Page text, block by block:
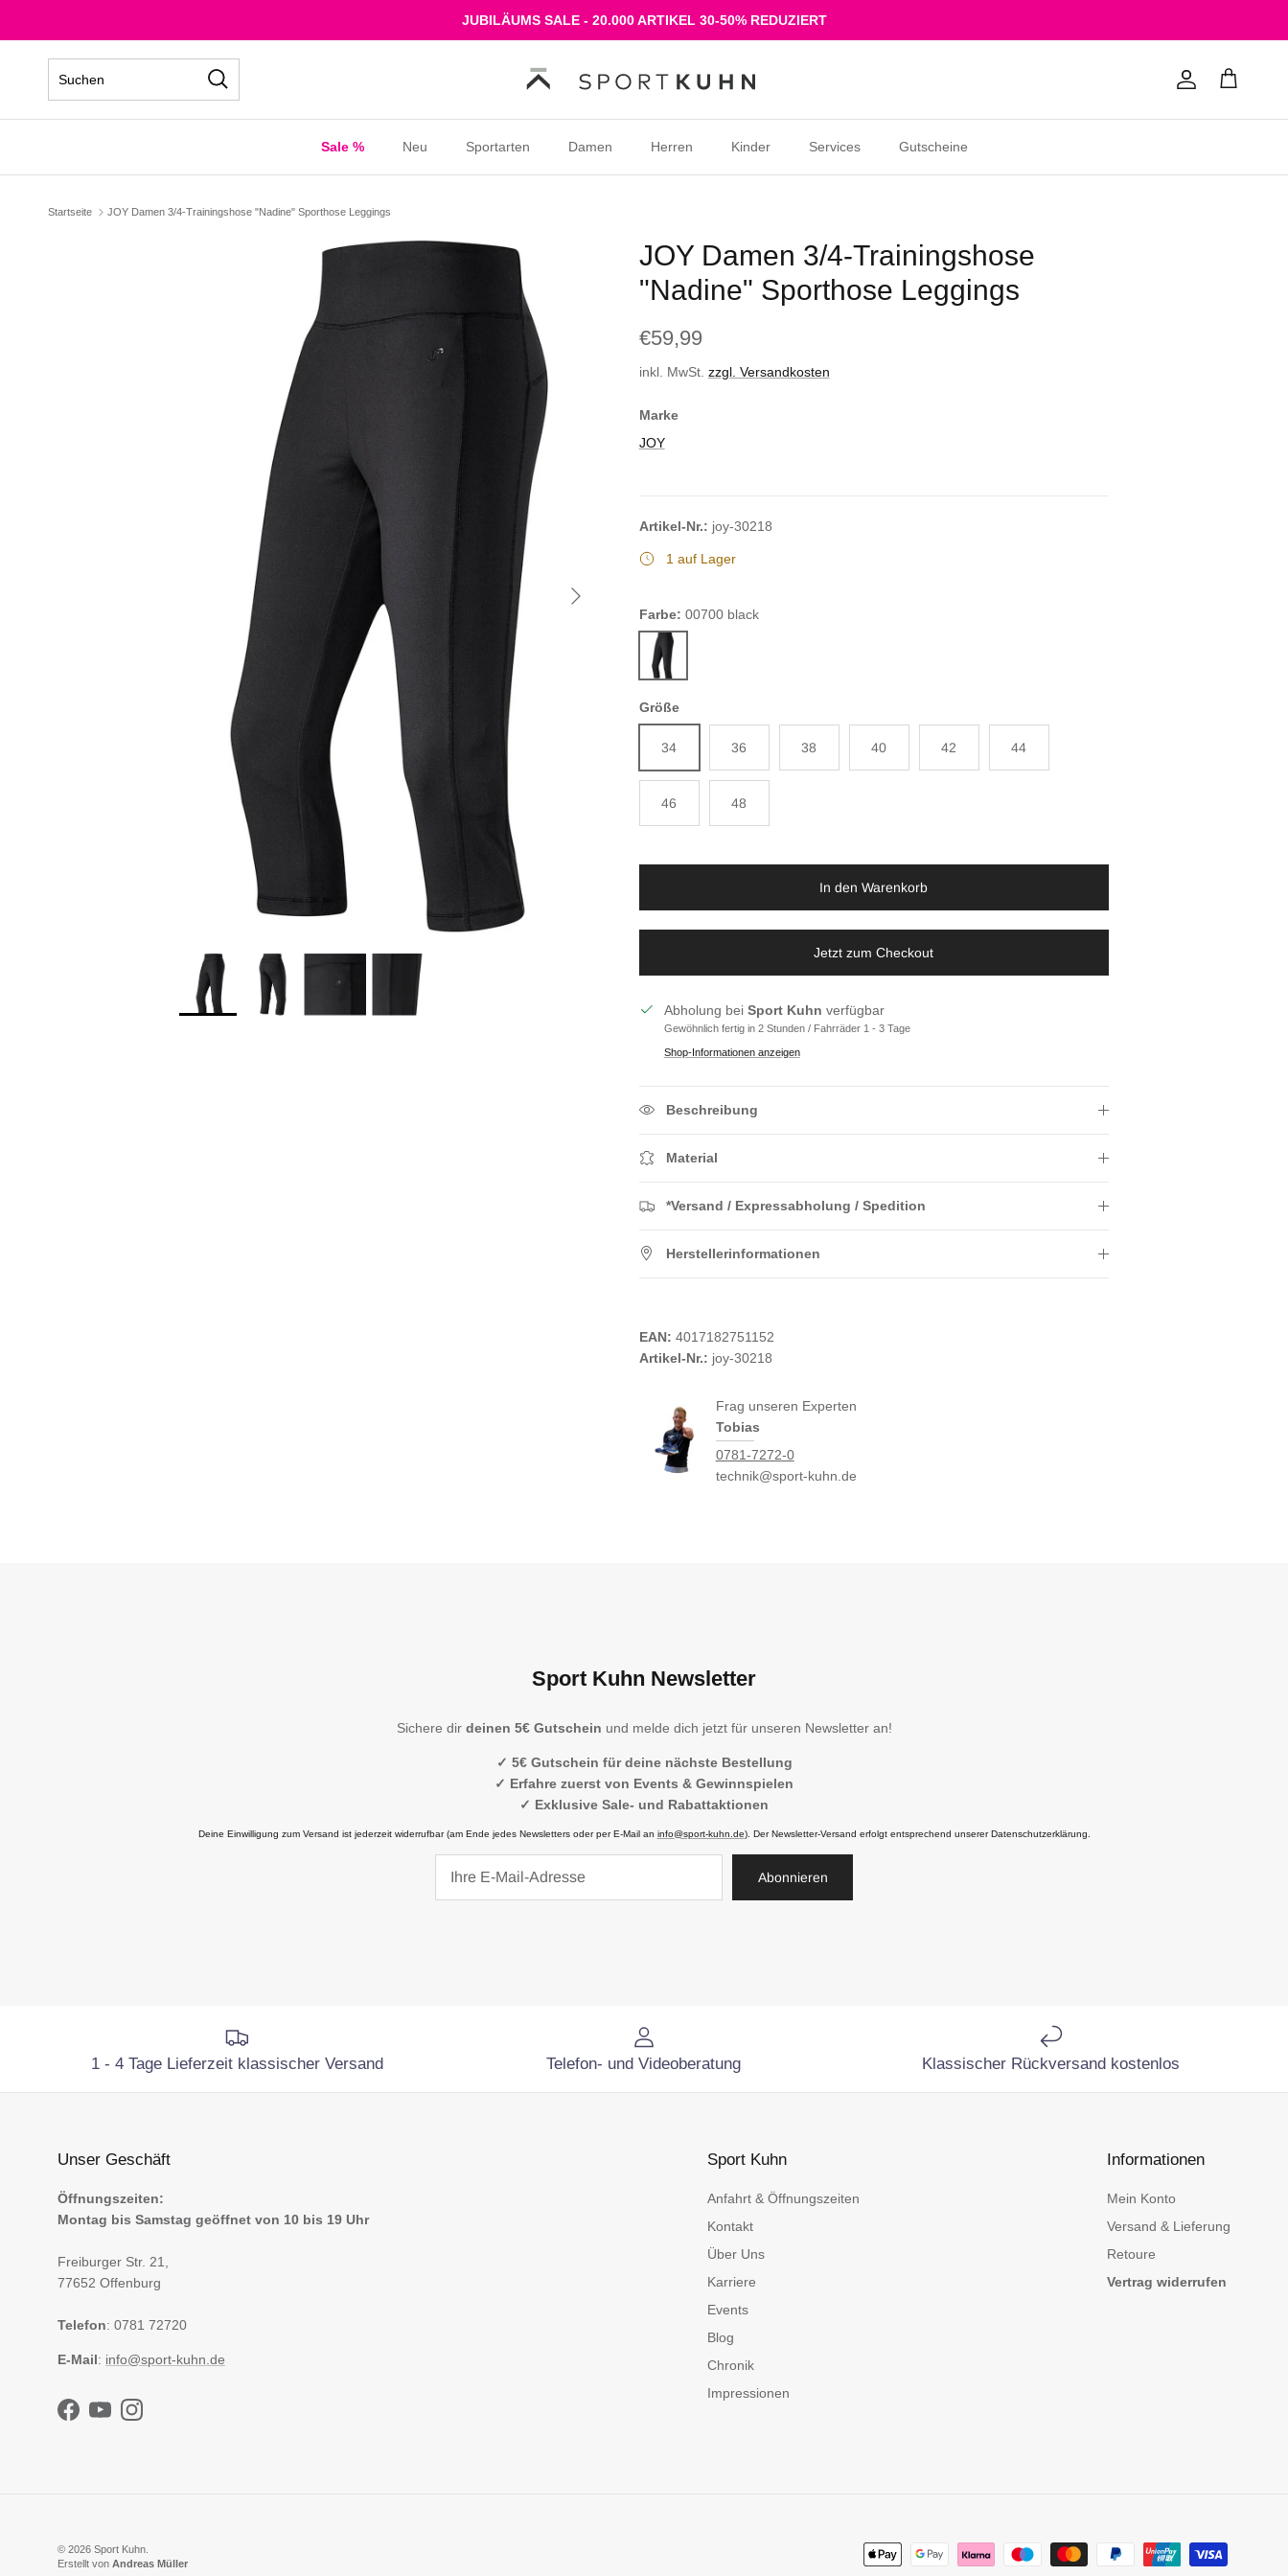
JUBILÄUMS SALE - 20.000 ARTIKEL 30-50% REDUZIERT
Suchen KontoEinkaufswagen
Sale % Neu Sportarten Damen Herren Kinder Services Gutscheine
Startseite JOY Damen 3/4-Trainingshose "Nadine" Sporthose Leggings
Nächste
JOY Damen 3/4-Trainingshose
"Nadine" Sporthose Leggings
€59,99
inkl. MwSt. zzgl. Versandkosten
Marke
JOY
Artikel-Nr.: joy-30218
1 auf Lager
Farbe: 00700 black
Größe
34 36 38 40 42 44
46 48
In den Warenkorb
Jetzt zum Checkout
Abholung bei Sport Kuhn verfügbar
Gewöhnlich fertig in 2 Stunden / Fahrräder 1 - 3 Tage
Shop-Informationen anzeigen
Beschreibung
Material
*Versand / Expressabholung / Spedition
Herstellerinformationen
EAN: 4017182751152
Artikel-Nr.: joy-30218
Frag unseren Experten
Tobias
0781-7272-0
technik@sport-kuhn.de
Sport Kuhn Newsletter
Sichere dir deinen 5€ Gutschein und melde dich jetzt für unseren Newsletter an!
✓ 5€ Gutschein für deine nächste Bestellung
✓ Erfahre zuerst von Events & Gewinnspielen
✓ Exklusive Sale- und Rabattaktionen
Deine Einwilligung zum Versand ist jederzeit widerrufbar (am Ende jedes Newsletters oder per E-Mail an info@sport-kuhn.de). Der Newsletter-Versand erfolgt entsprechend unserer Datenschutzerklärung.
Abonnieren
1 - 4 Tage Lieferzeit klassischer Versand Telefon- und Videoberatung Klassischer Rückversand kostenlos
Unser Geschäft
Öffnungszeiten:
Montag bis Samstag geöffnet von 10 bis 19 Uhr
Freiburger Str. 21,
77652 Offenburg
Telefon: 0781 72720
E-Mail: info@sport-kuhn.de
Facebook
YouTubeInstagram
Sport Kuhn
Anfahrt & Öffnungszeiten
Kontakt
Über Uns
Karriere
Events
Blog
Chronik
Impressionen
Informationen
Mein Konto
Versand & Lieferung
Retoure
Vertrag widerrufen
© 2026 Sport Kuhn
Erstellt von Andreas Müller